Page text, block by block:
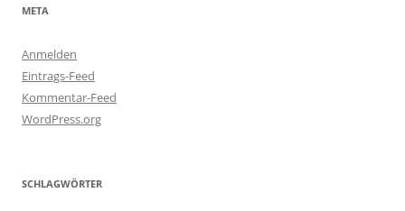
META
Anmelden
Eintrags-Feed
Kommentar-Feed
WordPress.org
SCHLAGWÖRTER